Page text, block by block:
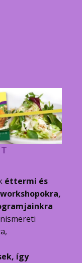
éttermi és
így